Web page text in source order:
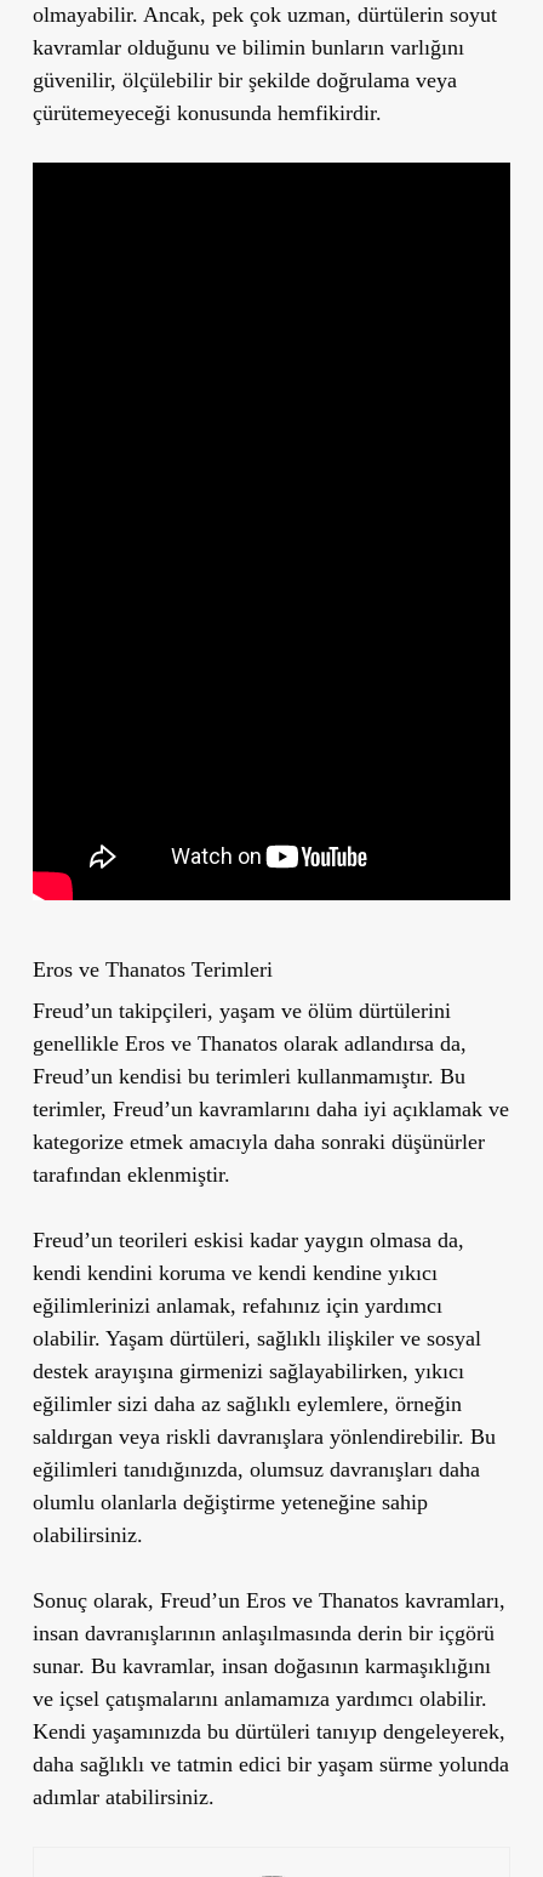
olmayabilir. Ancak, pek çok uzman, dürtülerin soyut
kavramlar olduğunu ve bilimin bunların varlığını
güvenilir, ölçülebilir bir şekilde doğrulama veya
çürütemeyeceği konusunda hemfikirdir.
Eros ve Thanatos Terimleri
Freud’un takipçileri, yaşam ve ölüm dürtülerini
genellikle Eros ve Thanatos olarak adlandırsa da,
Freud’un kendisi bu terimleri kullanmamıştır. Bu
terimler, Freud’un kavramlarını daha iyi açıklamak ve
kategorize etmek amacıyla daha sonraki düşünürler
tarafından eklenmiştir.
Freud’un teorileri eskisi kadar yaygın olmasa da,
kendi kendini koruma ve kendi kendine yıkıcı
eğilimlerinizi anlamak, refahınız için yardımcı
olabilir. Yaşam dürtüleri, sağlıklı ilişkiler ve sosyal
destek arayışına girmenizi sağlayabilirken, yıkıcı
eğilimler sizi daha az sağlıklı eylemlere, örneğin
saldırgan veya riskli davranışlara yönlendirebilir. Bu
eğilimleri tanıdığınızda, olumsuz davranışları daha
olumlu olanlarla değiştirme yeteneğine sahip
olabilirsiniz.
Sonuç olarak, Freud’un Eros ve Thanatos kavramları,
insan davranışlarının anlaşılmasında derin bir içgörü
sunar. Bu kavramlar, insan doğasının karmaşıklığını
ve içsel çatışmalarını anlamamıza yardımcı olabilir.
Kendi yaşamınızda bu dürtüleri tanıyıp dengeleyerek,
daha sağlıklı ve tatmin edici bir yaşam sürme yolunda
adımlar atabilirsiniz.